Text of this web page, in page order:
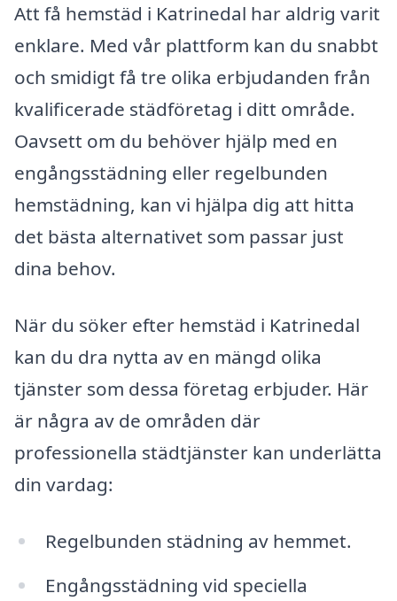
Att få hemstäd i Katrinedal har aldrig varit
enklare. Med vår plattform kan du snabbt
och smidigt få tre olika erbjudanden från
kvalificerade städföretag i ditt område.
Oavsett om du behöver hjälp med en
engångsstädning eller regelbunden
hemstädning, kan vi hjälpa dig att hitta
det bästa alternativet som passar just
dina behov.
När du söker efter hemstäd i Katrinedal
kan du dra nytta av en mängd olika
tjänster som dessa företag erbjuder. Här
är några av de områden där
professionella städtjänster kan underlätta
din vardag:
Regelbunden städning av hemmet.
Engångsstädning vid speciella